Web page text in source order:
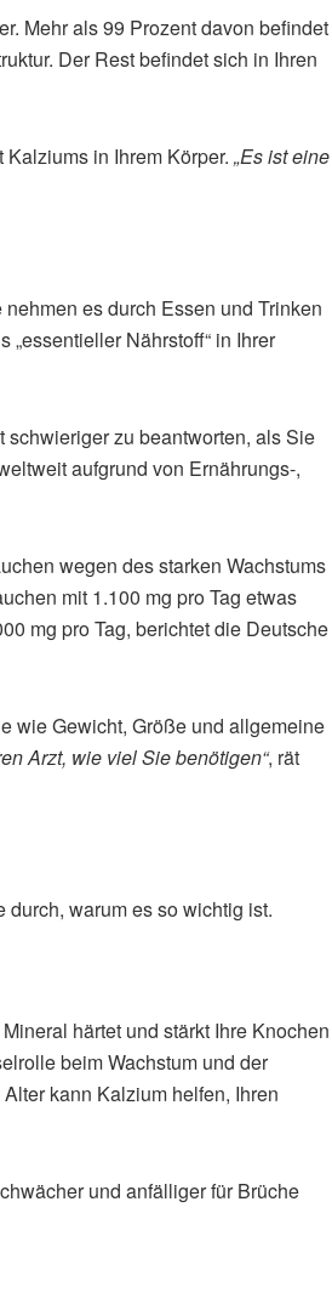
Mehr als 99 Prozent davon befindet
Der Rest befindet sich in Ihren
in Ihrem Körper. „Es ist eine
es durch Essen und Trinken
Nährstoff“ in Ihrer
zu beantworten, als Sie
aufgrund von Ernährungs-,
wegen des starken Wachstums
mit 1.100 mg pro Tag etwas
mg pro Tag, berichtet die Deutsche
wie Gewicht, Größe und allgemeine
Arzt, wie viel Sie benötigen“, rät
warum es so wichtig ist.
härtet und stärkt Ihre Knochen
beim Wachstum und der
kann Kalzium helfen, Ihren
und anfälliger für Brüche